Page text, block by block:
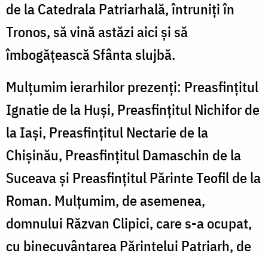
de la Catedrala Patriarhală, întruniți în
Tronos, să vină astăzi aici și să
îmbogățească Sfânta slujbă.
Mulțumim ierarhilor prezenți: Preasfințitul
Ignatie de la Huși, Preasfințitul Nichifor de
la Iași, Preasfințitul Nectarie de la
Chișinău, Preasfințitul Damaschin de la
Suceava și Preasfințitul Părinte Teofil de la
Roman. Mulțumim, de asemenea,
domnului Răzvan Clipici, care s-a ocupat,
cu binecuvântarea Părintelui Patriarh, de